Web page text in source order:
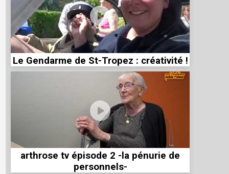
Le Gendarme de St-Tropez : créativité !
arthrose tv épisode 2 -la pénurie de
personnels-